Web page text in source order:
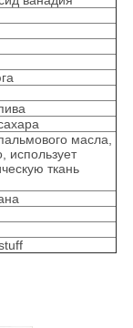
масла,
использует
ткань